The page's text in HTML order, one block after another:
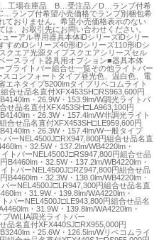
工場在庫品 B…受注品／D…ランプ付希
ランプ付希望小売価格でランプ別梱包希
ておりません。希望小売価格表示のない
、お取引先にお問い合わせください。
ーアル専用器具本体iDシリーズiDシリー
すめiDシリーズ40形iDシリーズ110形iDシ
クエア光源タイプスクエアシリーズセル
ースライト器具用オプション■器具本体
ブライトバー組合せ一覧その他ライトバー
スコンフォートタイプ昼光色、温白色、電
エネタイプ5200lmタイプリベコムライト
合せ品名直付XFX453SH□RS963,600円
・26.9W・153.9lm/W調光ライトバ
せ品名直付XFX453SH□LA963,100円
・26.3W・157.4lm/W非調光ライト
合せ品名直付XFX453SH□LE959,600円
・26.3W・157.4lm/W一般タイプ
バーNEL4500J□RX947,800円組合せ品名直
・32.5W・137.2lm/WB4220lm・
トバーNEL4500J□RS947,800円組合せ品
B4460lm・32.5W・137.2lm/WB4220lm・
トバーNEL4500J□RZ947,800円組合せ品
B4460lm・32.3W・138.0lm/WB4220lm・
ーNEL4500J□LR947,300円組合せ品名直
・31.9W・139.8lm/WA4220lm・
バーNEL4500J□LE943,800円組合せ品名
・31.9W・139.8lm/WA4220lm・
WiLIA調光ライトバー
品名直付XFX440SJ□RX955,000円
・25.6W・126.5lm/Wリベコムライ